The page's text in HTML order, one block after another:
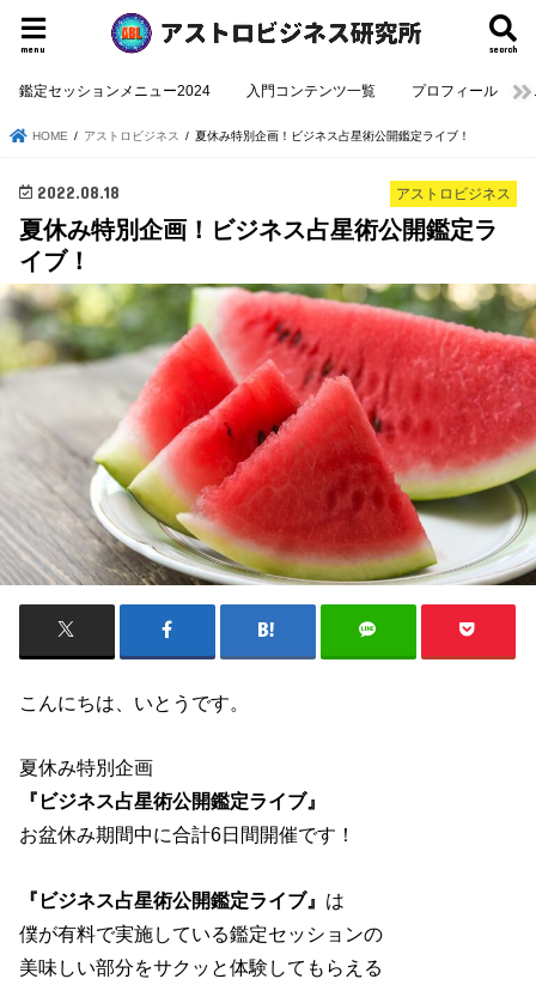
search
menu
鑑定セッションメニュー2024 入門コンテンツ一覧 プロフィール
HOME アストロビジネス 夏休み特別企画！ビジネス占星術公開鑑定ライブ！
アストロビジネス
2022.08.18
夏休み特別企画！ビジネス占星術公開鑑定ラ
イブ！
こんにちは、いとうです。
夏休み特別企画
『ビジネス占星術公開鑑定ライブ』
お盆休み期間中に合計6日間開催です！
『ビジネス占星術公開鑑定ライブ』 は
僕が有料で実施している鑑定セッションの
美味しい部分をサクッと体験してもらえる